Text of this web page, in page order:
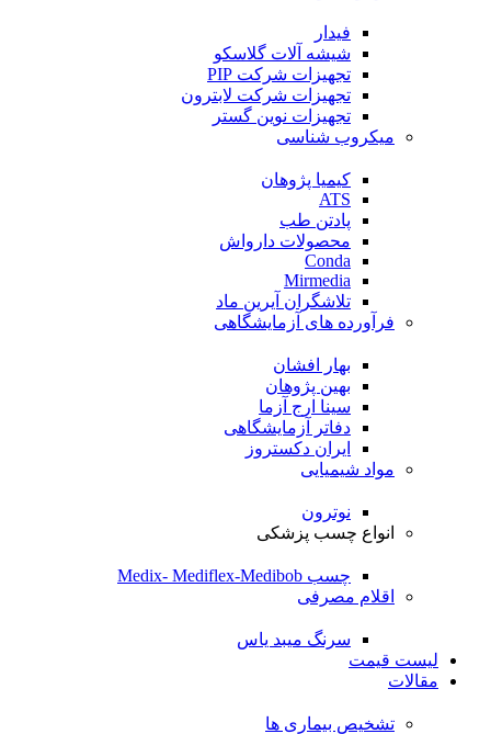
فیدار
شیشه آلات گلاسکو
تجهیزات شرکت PIP
تجهیزات شرکت لابترون
تجهیزات نوین گستر
میکروب شناسی
کیمیا پژوهان
ATS
پادتن طب
محصولات دارواش
Conda
Mirmedia
تلاشگران آیرین ماد
فرآورده های آزمایشگاهی
بهار افشان
بهین پژوهان
سینا ارج آزما
دفاتر آزمایشگاهی
ایران دکستروز
مواد شیمیایی
نوترون
انواع چسب پزشکی
چسب Medix- Mediflex-Medibob
اقلام مصرفی
سرنگ میبد یاس
لیست قیمت
مقالات
تشخیص بیماری ها